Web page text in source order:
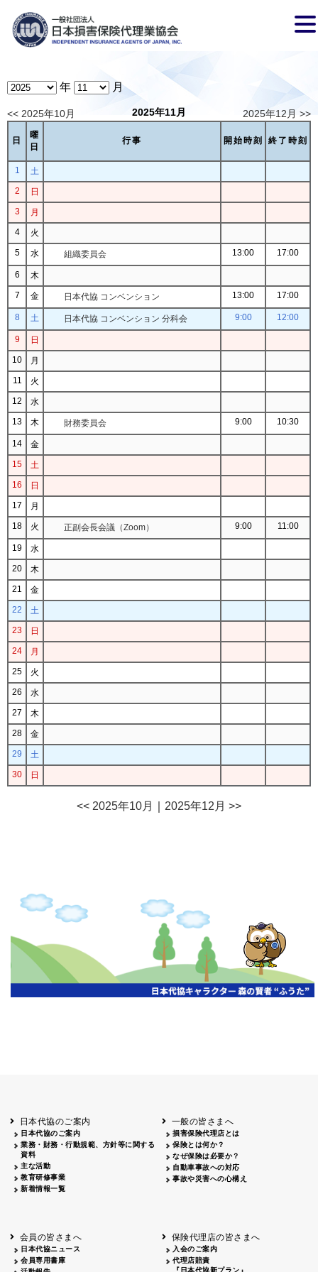
年 月
<< 2025年10月 2025年12月 >>
2025年11月
日
曜
日
行事 開始時刻 終了時刻
1
土
2
日
3
月
4
火
5
水 組織委員会 13:00 17:00
6
木
7
金 日本代協 コンベンション 13:00 17:00
8 土 日本代協 コンベンション 分科会 9:00 12:00
9
日
10
月
11
火
12
水
13
木 財務委員会 9:00 10:30
14
金
15
土
16
日
17
月
18
火 正副会長会議（Zoom） 9:00 11:00
19
水
20
木
21
金
22
土
23
日
24
月
25
火
26
水
27
木
28
金
29
土
30
日
<< 2025年10月 2025年12月 >>
日本代協のご案内
日本代協のご案内
業務・財務・行動規範、方針等に関する
資料
主な活動
教育研修事業
新着情報一覧
一般の皆さまへ
損害保険代理店とは
保険とは何か？
なぜ保険は必要か？
自動車事故への対応
事故や災害への心構え
会員の皆さまへ
日本代協ニュース
会員専用書庫
保険代理店の皆さまへ
入会のご案内
代理店賠責
『日本代協新プラン』